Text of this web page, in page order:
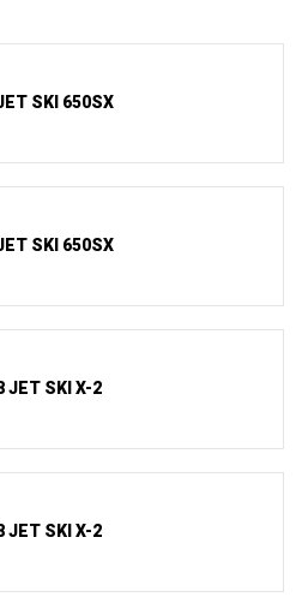
SKI 650SX
SKI 650SX
JET SKI X-2
JET SKI X-2